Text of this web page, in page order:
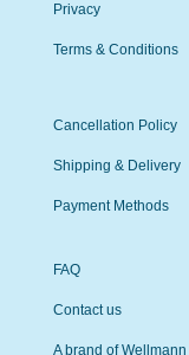
Privacy
Terms & Conditions
Cancellation Policy
Shipping & Delivery
Payment Methods
FAQ
Contact us
A brand of